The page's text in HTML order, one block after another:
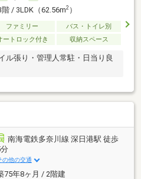
階 / 3LDK（62.56m2）
ファミリー
バス・トイレ別
ートロック付き 収納スペース
ル張り・管理人常駐・日当り良
南海電鉄多奈川線 深日港駅 徒歩
の他の交通
75年8ヶ月 / 2階建